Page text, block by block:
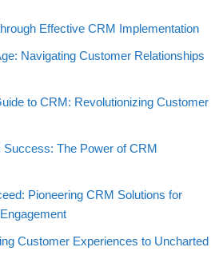
Effective CRM Implementation
Navigating Customer Relationships
to CRM: Revolutionizing Customer
The Power of CRM
Pioneering CRM Solutions for
Customer Experiences to Uncharted